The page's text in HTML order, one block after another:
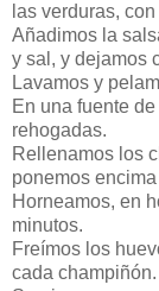
las verduras,
Añadimos la
y sal, y dejamos
Lavamos y
En una fuente
rehogadas.
Rellenamos los
ponemos
Horneamos, en
minutos.
Freímos los
cada champiñón.